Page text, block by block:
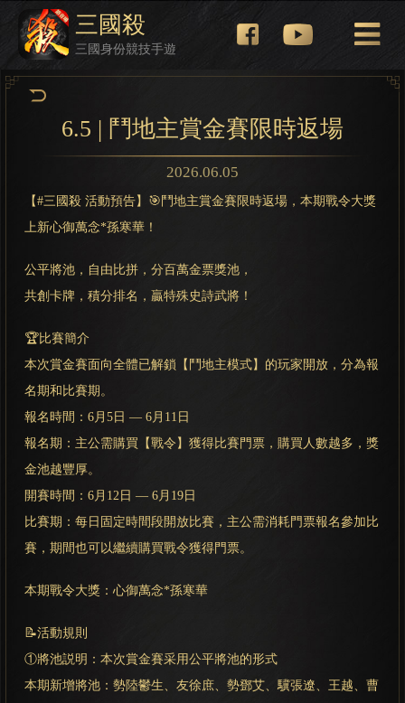
三國殺
三國身份競技手遊
6.5 | 鬥地主賞金賽限時返場
2026.06.05
【#三國殺 活動預告】🎯鬥地主賞金賽限時返場，本期戰令大獎
上新心御萬念*孫寒華！
公平將池，自由比拼，分百萬金票獎池，
共創卡牌，積分排名，贏特殊史詩武將！
🏆比賽簡介
本次賞金賽面向全體已解鎖【鬥地主模式】的玩家開放，分為報
名期和比賽期。
報名時間：6月5日 — 6月11日
報名期：主公需購買【戰令】獲得比賽門票，購買人數越多，獎
金池越豐厚。
開賽時間：6月12日 — 6月19日
比賽期：每日固定時間段開放比賽，主公需消耗門票報名參加比
賽，期間也可以繼續購買戰令獲得門票。
本期戰令大獎：心御萬念*孫寒華
📝活動規則
①將池説明：本次賞金賽采用公平將池的形式
本期新增將池：勢陸鬱生、友徐庶、勢鄧艾、驥張遼、王越、曹